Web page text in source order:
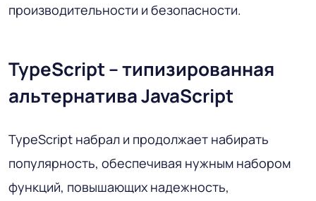
производительности и безопасности.
TypeScript – типизированная
альтернатива JavaScript
TypeScript набрал и продолжает набирать
популярность, обеспечивая нужным набором
функций, повышающих надежность,